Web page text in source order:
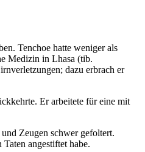
Tenchoe hatte weniger als
Medizin in Lhasa (tib.
dazu erbrach er
Er arbeitete für eine mit
Zeugen schwer gefoltert.
angestiftet habe.